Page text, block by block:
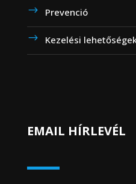
Prevenció
Kezelési
EMAIL HÍRLEVÉL